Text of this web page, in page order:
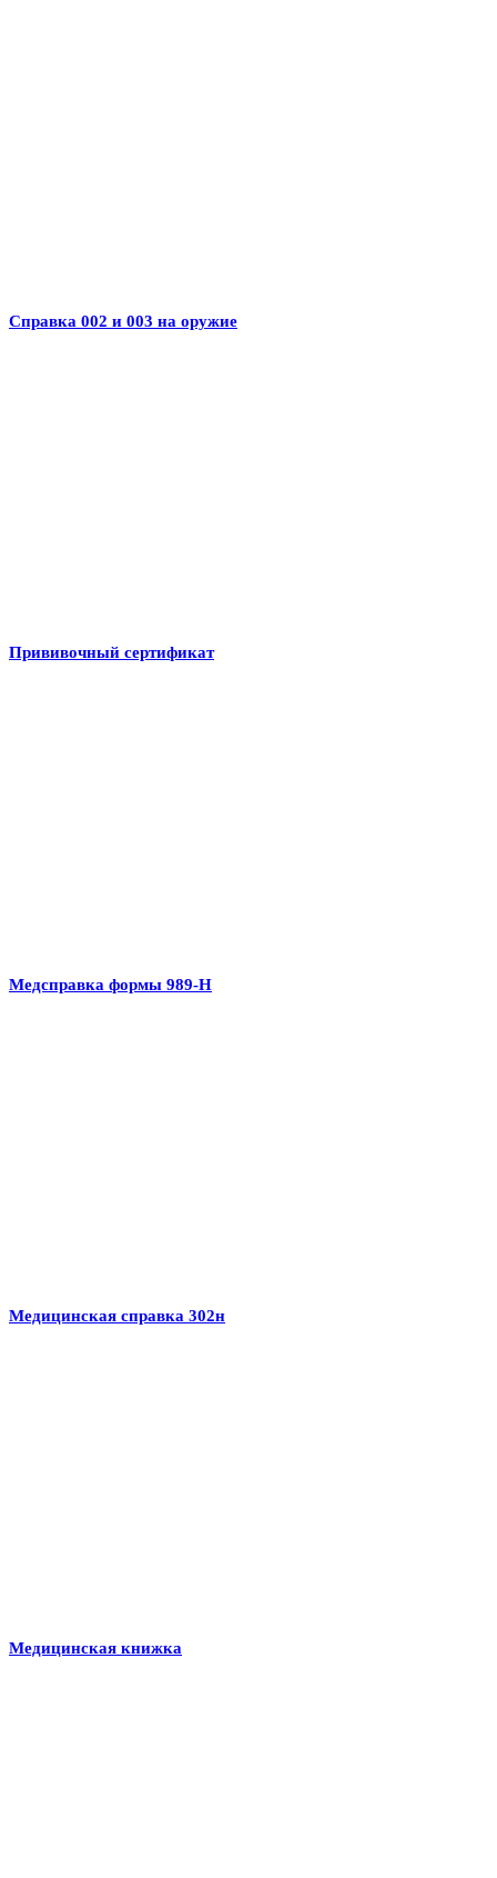
Справка 002 и 003 на оружие
Прививочный сертификат
Медсправка формы 989-Н
Медицинская справка 302н
Медицинская книжка